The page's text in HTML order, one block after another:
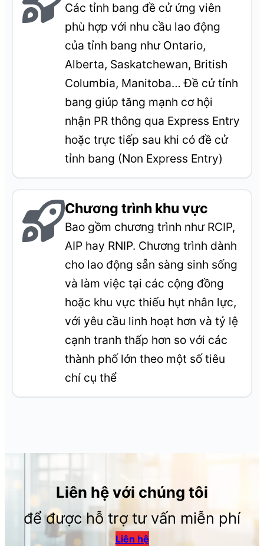
Các tỉnh bang đề cử ứng viên
phù hợp với nhu cầu lao động
của tỉnh bang như Ontario,
Alberta, Saskatchewan, British
Columbia, Manitoba… Đề cử tỉnh
bang giúp tăng mạnh cơ hội
nhận PR thông qua Express Entry
hoặc trực tiếp sau khi có đề cử
tỉnh bang (Non Express Entry)
Chương trình khu vực
Bao gồm chương trình như RCIP,
AIP hay RNIP. Chương trình dành
cho lao động sẵn sàng sinh sống
và làm việc tại các cộng đồng
hoặc khu vực thiếu hụt nhân lực,
với yêu cầu linh hoạt hơn và tỷ lệ
cạnh tranh thấp hơn so với các
thành phố lớn theo một số tiêu
chí cụ thể
Liên hệ với chúng tôi
để được hỗ trợ tư vấn miễn phí
Liên hệ